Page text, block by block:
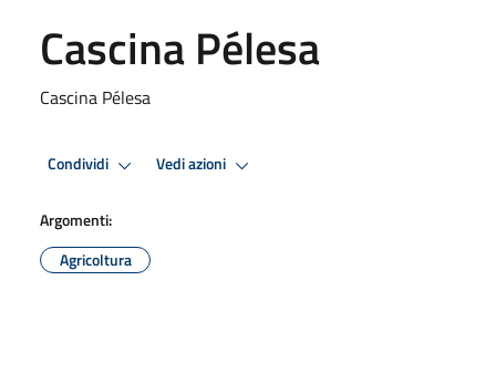
Cascina Pélesa
Cascina Pélesa
Condividi Vedi azioni
Argomenti:
Agricoltura